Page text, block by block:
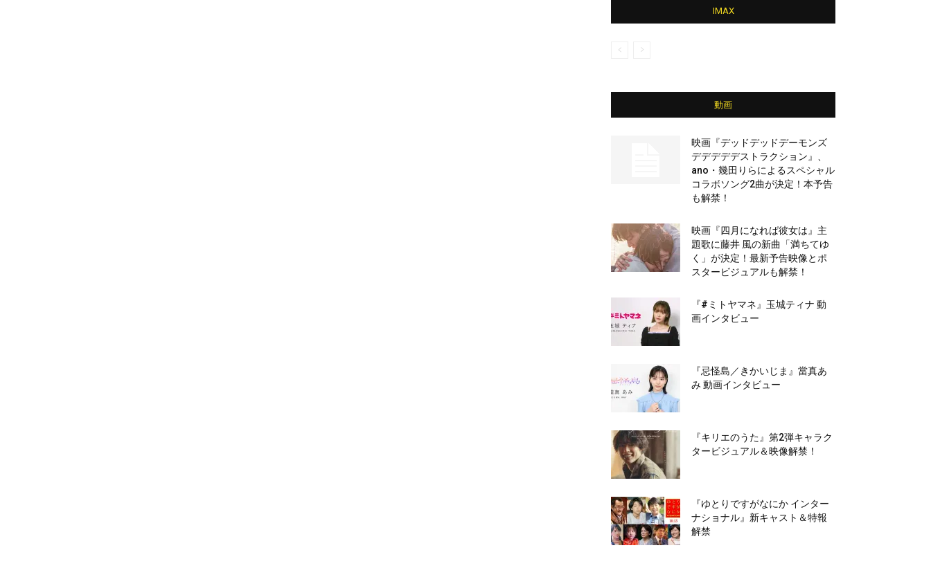
IMAX
動画
映画『デッドデッドデーモンズ
デデデデデストラクション』、
ano・幾田りらによるスペシャル
コラボソング2曲が決定！本予告
も解禁！
映画『四月になれば彼女は』主
題歌に藤井 風の新曲「満ちてゆ
く」が決定！最新予告映像とポ
スタービジュアルも解禁！
『#ミトヤマネ』玉城ティナ 動
画インタビュー
『忌怪島／きかいじま』當真あ
み 動画インタビュー
『キリエのうた』第2弾キャラク
タービジュアル＆映像解禁！
『ゆとりですがなにか インター
ナショナル』新キャスト＆特報
解禁